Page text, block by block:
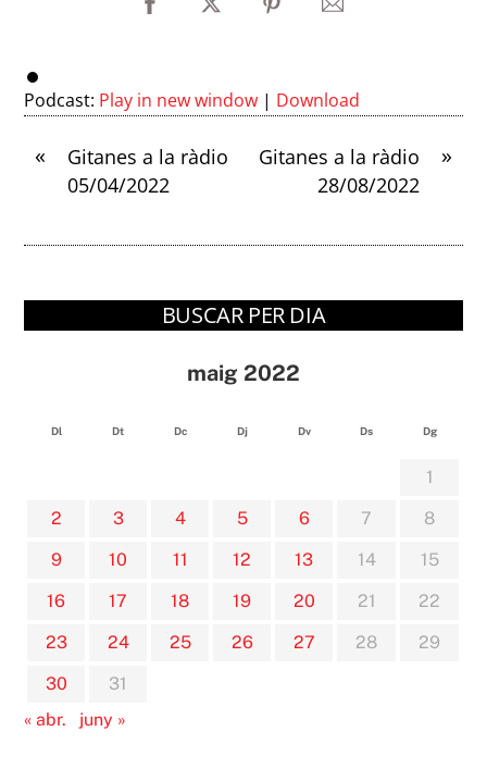
Podcast: Play in new window | Download
«
Gitanes a la ràdio
05/04/2022
»
Gitanes a la ràdio
28/08/2022
BUSCAR PER DIA
maig 2022
Dl Dt Dc Dj Dv Ds Dg
1
2
3 4 5 6 7
8
9
10 11 12 13 14
15
16
17 18 19 20 21
22
23
24 25 26 27 28
29
30
31
« abr.
juny »